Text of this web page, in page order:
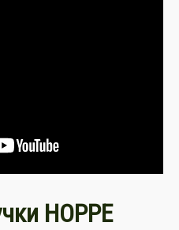
HOPPE